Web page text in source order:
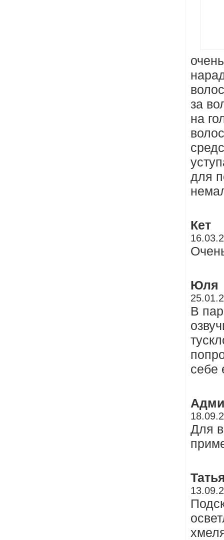
за
на
для
Кет
Юля
В
себе
Для